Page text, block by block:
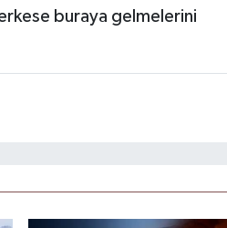
buraya gelmelerini